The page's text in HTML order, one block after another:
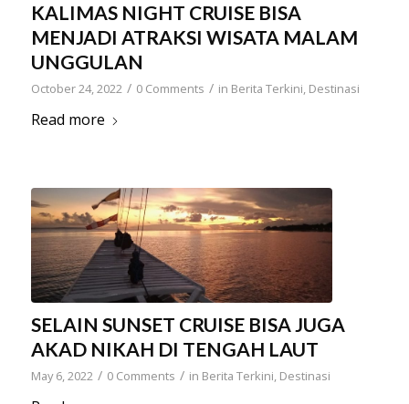
KALIMAS NIGHT CRUISE BISA
MENJADI ATRAKSI WISATA MALAM
UNGGULAN
October 24, 2022 / 0 Comments / in Berita Terkini, Destinasi
Read more
SELAIN SUNSET CRUISE BISA JUGA
AKAD NIKAH DI TENGAH LAUT
May 6, 2022 / 0 Comments / in Berita Terkini, Destinasi